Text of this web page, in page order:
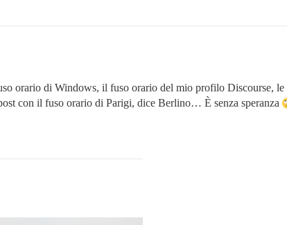
orario di Windows, il fuso orario del mio profilo Discourse,
con il fuso orario di Parigi, dice Berlino… È senza speranza